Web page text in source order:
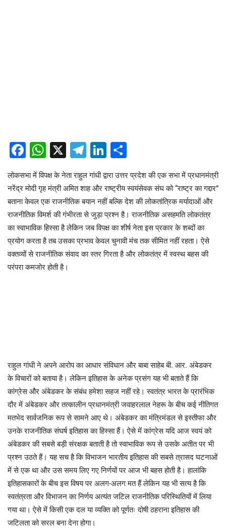
Facebook
WhatsApp
X Telegram
LinkedIn
लोकसभा में विपक्ष के नेता राहुल गांधी द्वारा उत्तर प्रदेश की एक सभा में प्रधानमंत्री
नरेंद्र मोदी गृह मंत्री अमित शाह और राष्ट्रीय स्वयंसेवक संघ को “राष्ट्र का गद्दार”
बताना केवल एक राजनीतिक बयान नहीं बल्कि देश की लोकतांत्रिक मर्यादाओं और
राजनीतिक विमर्श की गंभीरता से जुड़ा प्रश्न है। राजनीतिक असहमति लोकतंत्र
का स्वाभाविक हिस्सा है लेकिन जब विपक्ष का शीर्ष नेता इस प्रकार के शब्दों का
प्रयोग करता है तब उसका प्रभाव केवल चुनावी मंच तक सीमित नहीं रहता। ऐसे
वक्तव्यों से राजनीतिक संवाद का स्तर गिरता है और लोकतंत्र में स्वस्थ बहस की
परंपरा कमजोर होती है।
राहुल गांधी ने अपने आरोप का आधार संविधान और बाबा साहेब बी. आर. अंबेडकर
के विचारों को बताया है। लेकिन इतिहास के अनेक प्रसंग यह भी बताते हैं कि
कांग्रेस और अंबेडकर के संबंध हमेशा सहज नहीं रहे। स्वतंत्र भारत के प्रारंभिक
दौर में अंबेडकर और तत्कालीन प्रधानमंत्री जवाहरलाल नेहरू के बीच कई नीतिगत
मतभेद सार्वजनिक रूप से सामने आए थे। अंबेडकर का मंत्रिमंडल से इस्तीफा और
उनके राजनीतिक संघर्ष इतिहास का हिस्सा हैं। ऐसे में कांग्रेस यदि आज स्वयं को
अंबेडकर की सबसे बड़ी संरक्षक बताती है तो स्वाभाविक रूप से उसके अतीत पर भी
प्रश्न उठते हैं। यह सच है कि विभाजन भारतीय इतिहास की सबसे त्रासद घटनाओं
में से एक था और उस समय लिए गए निर्णयों पर आज भी बहस होती है। हालांकि
इतिहासकारों के बीच इस विषय पर अलग-अलग मत हैं लेकिन यह भी सत्य है कि
स्वतंत्रता और विभाजन का निर्णय अत्यंत जटिल राजनीतिक परिस्थितियों में लिया
गया था। ऐसे में किसी एक दल या व्यक्ति को पूर्णतः दोषी ठहराना इतिहास की
जटिलता को सरल बना देना होगा।